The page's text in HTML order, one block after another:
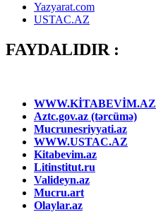
Yazyarat.com
USTAC.AZ
FAYDALIDIR :
WWW.KİTABEVİM.AZ
Aztc.gov.az (tərcümə)
Mucrunesriyyati.az
WWW.USTAC.AZ
Kitabevim.az
Litinstitut.ru
Valideyn.az
Mucru.art
Olaylar.az